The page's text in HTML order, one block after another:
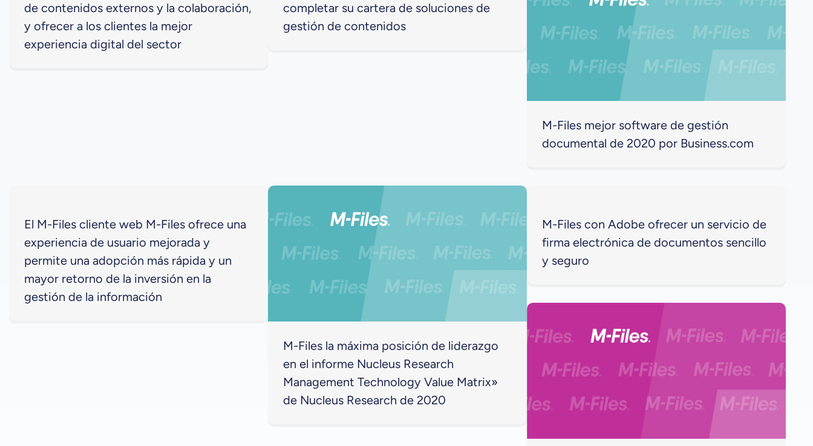
de contenidos externos y la colaboración,
y ofrecer a los clientes la mejor
experiencia digital del sector
completar su cartera de soluciones de
gestión de contenidos
M-Files mejor software de gestión
documental de 2020 por Business.com
El M-Files cliente web M-Files ofrece una
experiencia de usuario mejorada y
permite una adopción más rápida y un
mayor retorno de la inversión en la
gestión de la información
M-Files la máxima posición de liderazgo
en el informe Nucleus Research
Management Technology Value Matrix»
de Nucleus Research de 2020
M-Files con Adobe ofrecer un servicio de
firma electrónica de documentos sencillo
y seguro